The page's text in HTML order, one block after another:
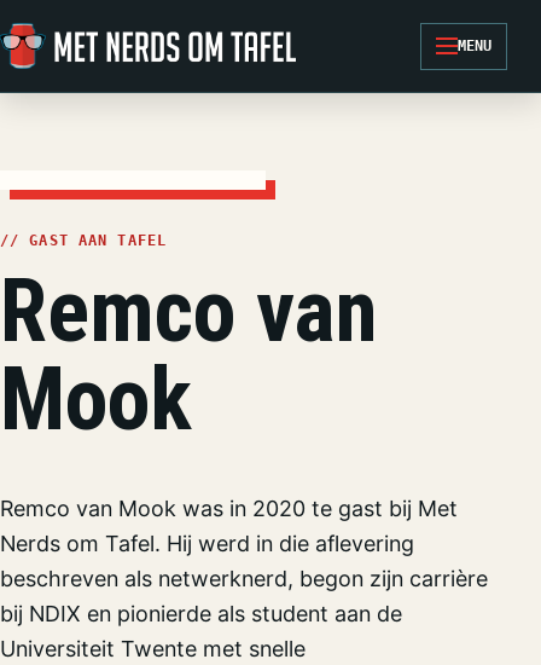
Ga naar de inhoud
MENU
// GAST AAN TAFEL
Remco van
Mook
Remco van Mook was in 2020 te gast bij Met
Nerds om Tafel. Hij werd in die aflevering
beschreven als netwerknerd, begon zijn carrière
bij NDIX en pionierde als student aan de
Universiteit Twente met snelle